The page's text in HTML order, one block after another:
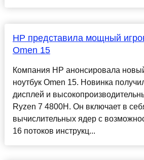
HP представила мощный
Omen 15
Компания HP анонсировала
ноутбук Omen 15. Новинка
дисплей и
Ryzen 7 4800H. Он включает в
вычислительных ядер с
16 потоков инструкц...